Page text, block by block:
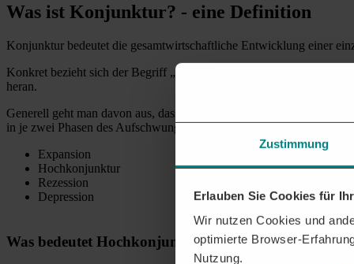
Zustimmung
Erlauben Sie Cookies für
Wir nutzen Cookies und
optimierte Browser-
Nutzung.
Was ist Konjunktur? - eine Definition
Konjunktur bedeutet die gesamtwirtschaftliche Entwicklung einer
Konkret bezieht sich der Begriff „Konjunktur“ auf die
heran.
Generell geht man davon aus, dass die konjunkturelle Entwicklung
in je zwei Phasen des Aufschwungs und des Abschwungs unterteilen
Expansion
Hochkonjunktur
Rezession
Depression
Was bedeutet Hochkonjunktur?